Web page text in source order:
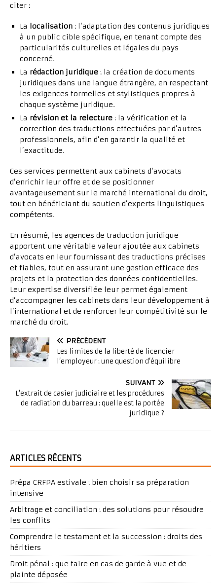
citer :
La localisation : l’adaptation des contenus juridiques
à un public cible spécifique, en tenant compte des
particularités culturelles et légales du pays
concerné.
La rédaction juridique : la création de documents
juridiques dans une langue étrangère, en respectant
les exigences formelles et stylistiques propres à
chaque système juridique.
La révision et la relecture : la vérification et la
correction des traductions effectuées par d’autres
professionnels, afin d’en garantir la qualité et
l’exactitude.
Ces services permettent aux cabinets d’avocats
d’enrichir leur offre et de se positionner
avantageusement sur le marché international du droit,
tout en bénéficiant du soutien d’experts linguistiques
compétents.
En résumé, les agences de traduction juridique
apportent une véritable valeur ajoutée aux cabinets
d’avocats en leur fournissant des traductions précises
et fiables, tout en assurant une gestion efficace des
projets et la protection des données confidentielles.
Leur expertise diversifiée leur permet également
d’accompagner les cabinets dans leur développement à
l’international et de renforcer leur compétitivité sur le
marché du droit.
PRÉCÉDENT
Les limites de la liberté de licencier
l’employeur : une question d’équilibre
SUIVANT
L’extrait de casier judiciaire et les procédures
de radiation du barreau : quelle est la portée
juridique ?
ARTICLES RÉCENTS
Prépa CRFPA estivale : bien choisir sa préparation
intensive
Arbitrage et conciliation : des solutions pour résoudre
les conflits
Comprendre le testament et la succession : droits des
héritiers
Droit pénal : que faire en cas de garde à vue et de
plainte déposée